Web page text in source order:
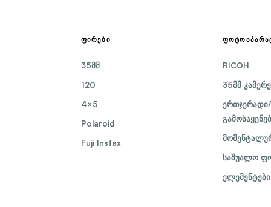
ᲤᲘᲠᲔᲑᲘ
35მმ
120
4×5
Polaroid
Fuji Instax
RICOH
35მმ
საშუალო
ელემენტები